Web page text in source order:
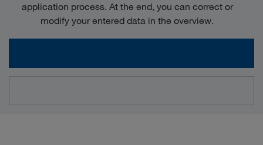
application process. At the end, you can correct or
modify your entered data in the overview.